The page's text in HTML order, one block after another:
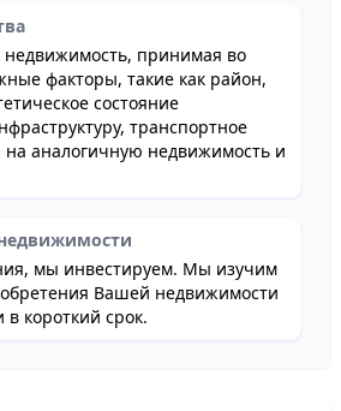
принимая во
факторы, такие как район,
состояние
транспортное
аналогичную недвижимость и
мы инвестируем. Мы изучим
Вашей недвижимости
короткий срок.